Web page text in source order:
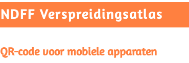
NDFF Verspreidingsatlas
QR-code voor mobiele apparaten